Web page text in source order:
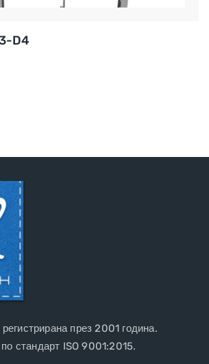
D4
през 2001 година.
стандарт ISO 9001:2015.